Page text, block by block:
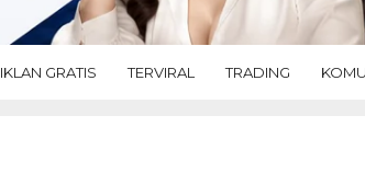
IKLAN GRATIS TERVIRAL TRADING